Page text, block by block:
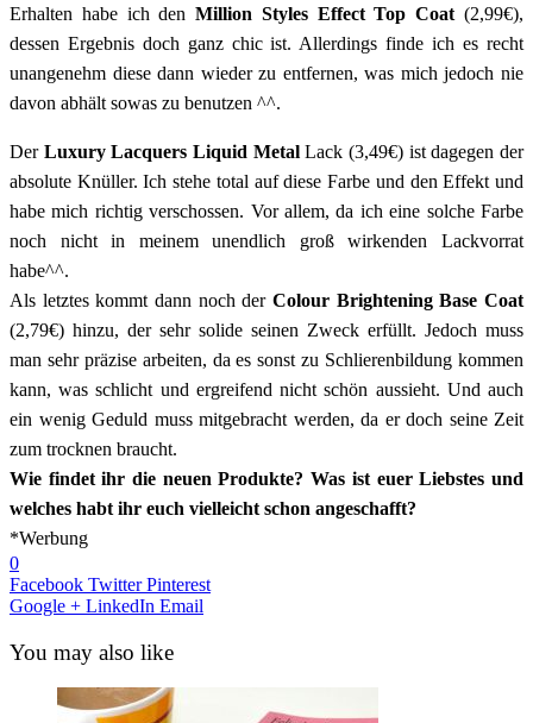
Erhalten habe ich denMillion Styles Effect Top Coat(2,99€),
dessen Ergebnis doch ganz chic ist. Allerdings finde ich es recht
unangenehm diese dann wieder zu entfernen, was mich jedoch nie
davon abhält sowas zu benutzen ^^.
Der Luxury Lacquers Liquid MetalLack (3,49€) ist dagegen der
absolute Knüller. Ich stehe total auf diese Farbe und den Effekt und
habe mich richtig verschossen. Vor allem, da ich eine solche Farbe
noch nicht in meinem unendlich groß wirkenden Lackvorrat
habe^^.
Als letztes kommt dann noch der Colour Brightening Base Coat
(2,79€) hinzu, der sehr solide seinen Zweck erfüllt. Jedoch muss
man sehr präzise arbeiten, da es sonst zu Schlierenbildung kommen
kann, was schlicht und ergreifend nicht schön aussieht. Und auch
ein wenig Geduld muss mitgebracht werden, da er doch seine Zeit
zum trocknen braucht.
Wie findet ihr die neuen Produkte? Was ist euer Liebstes und
welches habt ihr euch vielleicht schon angeschafft?
*Werbung
0
Facebook Twitter Pinterest
Google + LinkedIn Email
You may also like